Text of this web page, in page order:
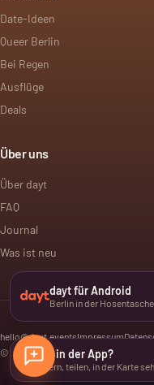
Lieber in der App?
Speichern, teilen, in der Karte
Date-Ideen
Queer Berlin
Bei Regen
Ausflüge
Deals
Über uns
Über dayt
FAQ
Journal
Was ist neu
hello@dayt.eventsImpressum
© 2026 dayt. Alle Rechte vorbehalten.
dayt für Android
Berlin in der